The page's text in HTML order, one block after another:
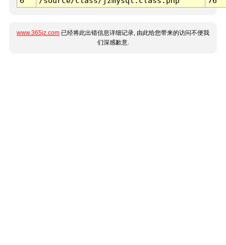
www.365jz.com 已经将此出错信息详细记录, 由此给您带来的访问不便我
们深感歉意.